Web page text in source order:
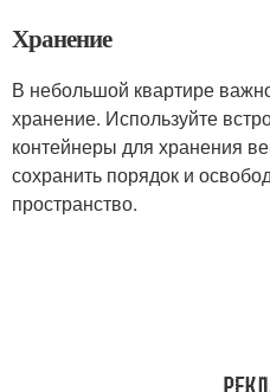
Хранение
В небольшой квартире
хранение. Используйте
контейнеры для хранения
сохранить порядок и
пространство.